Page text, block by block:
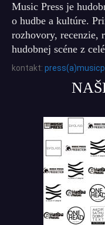
Music Press je
o hudbe a kultúre.
rozhovory, recenzie,
hudobnej scéne z
kontakt: